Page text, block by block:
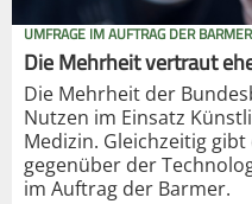
UMFRAGE IM AUFTRAG DER BARMER
Die Mehrheit vertraut
Die Mehrheit der
Nutzen im Einsatz
Medizin. Gleichzeitig
gegenüber der
im Auftrag der Barmer.